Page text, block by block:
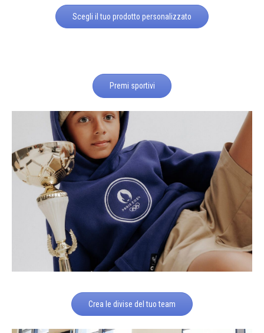
Scegli il tuo prodotto personalizzato
Premi sportivi
Crea le divise del tuo team